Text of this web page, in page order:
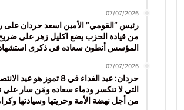
07/07/2026
رئيس “القومي” الأمين اسعد حردان
من قيادة الحزب يضع اكليل زهر على
المؤسس أنطون سعاده في ذكرى
07/07/2026
حردان: عيد الفداء في 8 تموز هو
التي لا تنكسر ودماء سعاده ومَن سار
من أجل نهضة الأمة وحريتها وسيادتها